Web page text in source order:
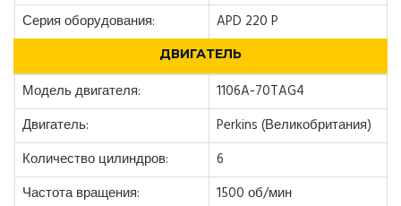
Серия оборудования:
APD 220 P
ДВИГАТЕЛЬ
Модель двигателя:
1106A-70TAG4
Двигатель:
Perkins (Великобритания)
Количество цилиндров:
6
Частота вращения:
1500 об/мин